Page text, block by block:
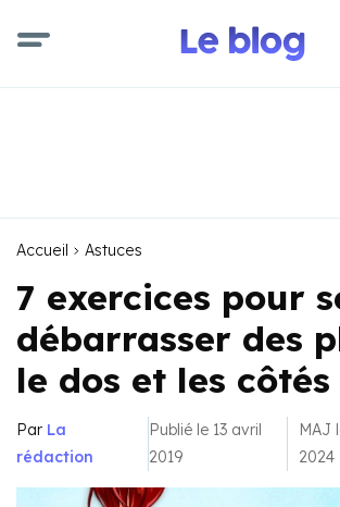
Accueil Astuces
7 exercices pour
débarrasser des
le dos et les côtés
Par La
rédaction
Publié le 13 avril
2019
MAJ
2024